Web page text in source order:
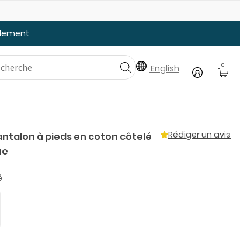
English 0
à pieds en coton côtelé
Rédiger un avis